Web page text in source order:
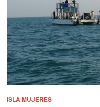
ISLA MUJERES